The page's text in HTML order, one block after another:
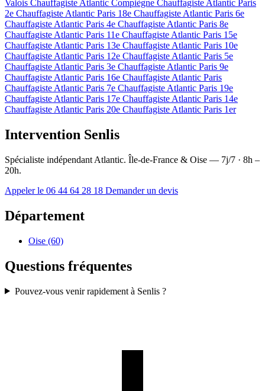
Valois Chauffagiste Atlantic Compiègne Chauffagiste Atlantic Paris
2e Chauffagiste Atlantic Paris 18e Chauffagiste Atlantic Paris 6e
Chauffagiste Atlantic Paris 4e Chauffagiste Atlantic Paris 8e
Chauffagiste Atlantic Paris 11e Chauffagiste Atlantic Paris 15e
Chauffagiste Atlantic Paris 13e Chauffagiste Atlantic Paris 10e
Chauffagiste Atlantic Paris 12e Chauffagiste Atlantic Paris 5e
Chauffagiste Atlantic Paris 3e Chauffagiste Atlantic Paris 9e
Chauffagiste Atlantic Paris 16e Chauffagiste Atlantic Paris
Chauffagiste Atlantic Paris 7e Chauffagiste Atlantic Paris 19e
Chauffagiste Atlantic Paris 17e Chauffagiste Atlantic Paris 14e
Chauffagiste Atlantic Paris 20e Chauffagiste Atlantic Paris 1er
Intervention Senlis
Spécialiste indépendant Atlantic. Île-de-France & Oise — 7j/7 · 8h –
20h.
Appeler le 06 44 64 28 18 Demander un devis
Département
Oise (60)
Questions fréquentes
Pouvez-vous venir rapidement à Senlis ?